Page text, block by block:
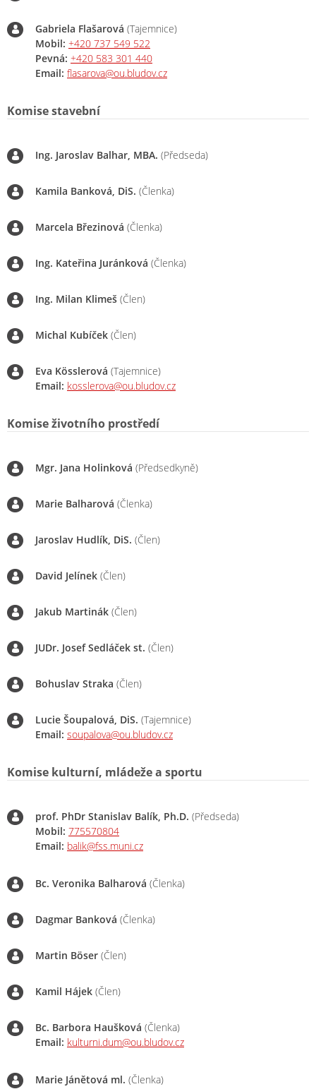
Gabriela Flašarová (Tajemnice)
Mobil: +420 737 549 522
Pevná: +420 583 301 440
Email: flasarova@ou.bludov.cz
Komise stavební
Ing. Jaroslav Balhar, MBA. (Předseda)
Kamila Banková, DiS. (Členka)
Marcela Březinová (Členka)
Ing. Kateřina Juránková (Členka)
Ing. Milan Klimeš (Člen)
Michal Kubíček (Člen)
Eva Kösslerová (Tajemnice)
Email: kosslerova@ou.bludov.cz
Komise životního prostředí
Mgr. Jana Holinková (Předsedkyně)
Marie Balharová (Členka)
Jaroslav Hudlík, DiS. (Člen)
David Jelínek (Člen)
Jakub Martinák (Člen)
JUDr. Josef Sedláček st. (Člen)
Bohuslav Straka (Člen)
Lucie Šoupalová, DiS. (Tajemnice)
Email: soupalova@ou.bludov.cz
Komise kulturní, mládeže a sportu
prof. PhDr Stanislav Balík, Ph.D. (Předseda)
Mobil: 775570804
Email: balik@fss.muni.cz
Bc. Veronika Balharová (Členka)
Dagmar Banková (Členka)
Martin Böser (Člen)
Kamil Hájek (Člen)
Bc. Barbora Haušková (Členka)
Email: kulturni.dum@ou.bludov.cz
Marie Jánětová ml. (Členka)